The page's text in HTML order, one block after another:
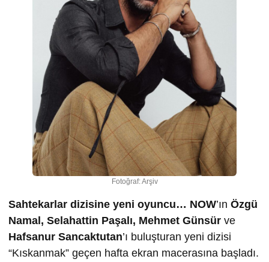
Fotoğraf: Arşiv
Sahtekarlar dizisine yeni oyuncu… NOW’ın Özgü
Namal, Selahattin Paşalı, Mehmet Günsür ve
Hafsanur Sancaktutan’ı buluşturan yeni dizisi
“Kıskanmak” geçen hafta ekran macerasına başladı.